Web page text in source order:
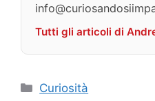
Tutti gli articoli di
Categorie
Curiosità